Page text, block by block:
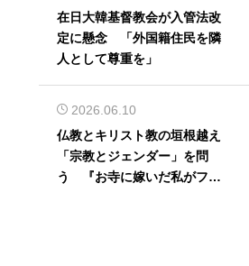
在日大韓基督教会が入管法改
定に懸念 「外国籍住民を隣
人として尊重を」
2026.06.10
仏教とキリスト教の垣根越え
「宗教とジェンダー」を問
う 『お寺に嫁いだ私がフェ